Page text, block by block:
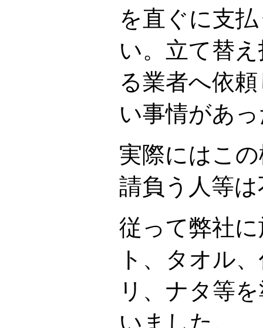
を直ぐに支
い。立て替
る業者へ依
い事情があ
実際にはこ
請負う人等
従って弊社
ト、タオル
リ、ナタ等
いました。